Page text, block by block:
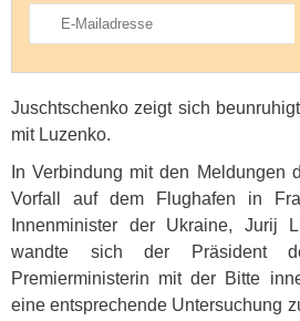
Juschtschenko zeigt sich
mit Luzenko.
In Verbindung mit den Meldungen
Vorfall auf dem Flughafen in
Innenminister der Ukraine, Jurij
wandte sich der Präsident
Premierministerin mit der Bitte
eine entsprechende Untersuchung